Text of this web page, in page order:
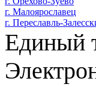
г. Малоярославец
г. Переславль-
Единый